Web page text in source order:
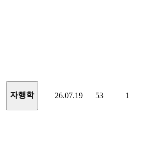
자행학 26.07.19 53 1